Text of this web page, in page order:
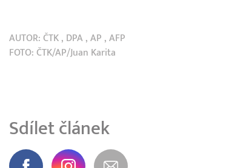
AUTOR: ČTK , DPA , AP , AFP
FOTO: ČTK/AP/Juan Karita
Sdílet článek